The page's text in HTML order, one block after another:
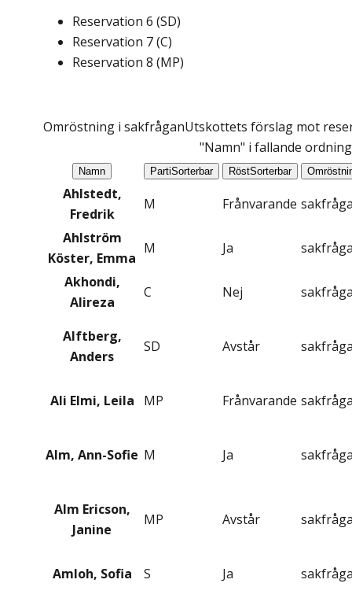
Reservation 6 (SD)
Reservation 7(C)
Reservation 8 (MP)
Omröstning i sakfråganUtskottets förslag mot
"Namn" i fallande ordning
Namn PartiSorterbar RöstSorterbar
Ahlstedt,
Fredrik
M Frånvarande
Ahlström
Köster, Emma
M Ja
Akhondi,
Alireza
C Nej
Alftberg,
Anders
SD Avstår
Ali Elmi, Leila MP Frånvarande
Alm, Ann-Sofie M Ja
Alm Ericson,
Janine
MP Avstår
Amloh, Sofia S Ja